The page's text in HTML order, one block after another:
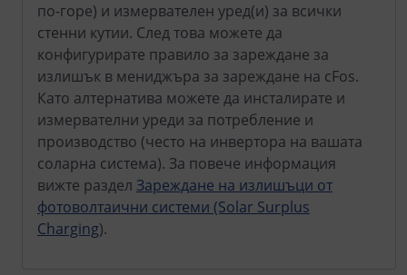
по-горе) и измервателен уред(и) за всички
стенни кутии. След това можете да
конфигурирате правило за зареждане за
излишък в мениджъра за зареждане на cFos.
Като алтернатива можете да инсталирате и
измервателни уреди за потребление и
производство (често на инвертора на вашата
соларна система). За повече информация
вижте раздел Зареждане на излишъци от
фотоволтаични системи (Solar Surplus
Charging).